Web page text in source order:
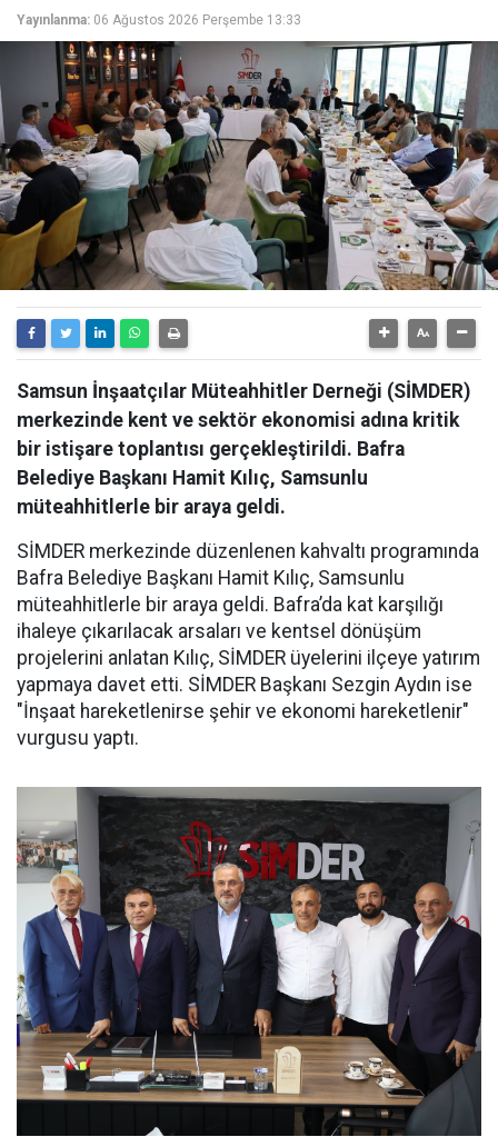
Yayınlanma: 06 Ağustos 2026 Perşembe 13:33
Samsun İnşaatçılar Müteahhitler Derneği (SİMDER)
merkezinde kent ve sektör ekonomisi adına kritik
bir istişare toplantısı gerçekleştirildi. Bafra
Belediye Başkanı Hamit Kılıç, Samsunlu
müteahhitlerle bir araya geldi.
SİMDER merkezinde düzenlenen kahvaltı programında
Bafra Belediye Başkanı Hamit Kılıç, Samsunlu
müteahhitlerle bir araya geldi. Bafra’da kat karşılığı
ihaleye çıkarılacak arsaları ve kentsel dönüşüm
projelerini anlatan Kılıç, SİMDER üyelerini ilçeye yatırım
yapmaya davet etti. SİMDER Başkanı Sezgin Aydın ise
"İnşaat hareketlenirse şehir ve ekonomi hareketlenir"
vurgusu yaptı.